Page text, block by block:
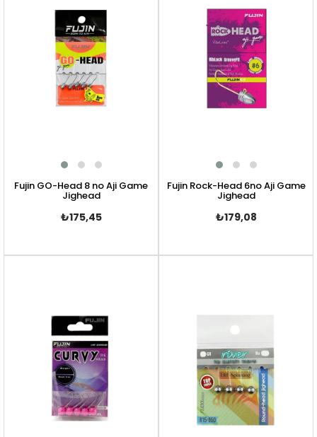
Fujin GO-Head 8 no Aji Game
Jighead
₺175,45
Fujin Rock-Head 6no Aji Game
Jighead
₺179,08